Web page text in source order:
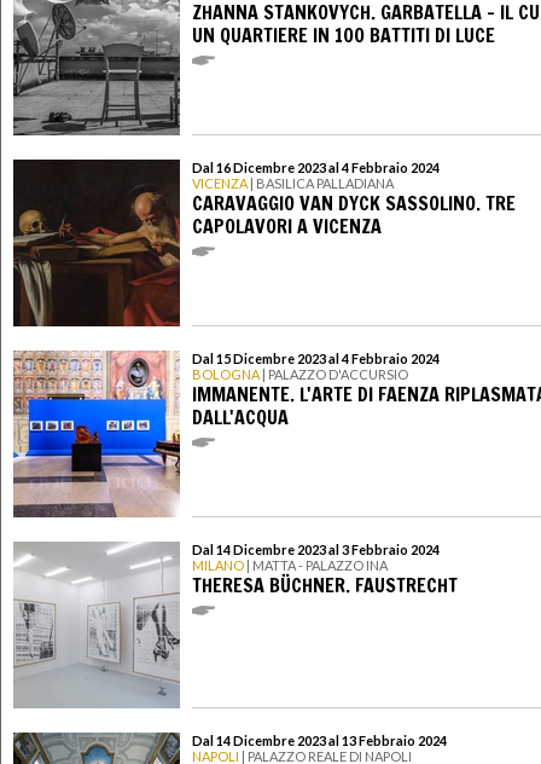
ZHANNA STANKOVYCH. GARBATELLA – IL
UN QUARTIERE IN 100 BATTITI DI LUCE
Dal 16 Dicembre 2023 al 4 Febbraio 2024
VICENZA | BASILICA PALLADIANA
CARAVAGGIO VAN DYCK SASSOLINO. TRE
CAPOLAVORI A VICENZA
Dal 15 Dicembre 2023 al 4 Febbraio 2024
BOLOGNA | PALAZZO D'ACCURSIO
IMMANENTE. L'ARTE DI FAENZA
DALL'ACQUA
Dal 14 Dicembre 2023 al 3 Febbraio 2024
MILANO | MATTA - PALAZZO INA
THERESA BÜCHNER. FAUSTRECHT
Dal 14 Dicembre 2023 al 13 Febbraio 2024
NAPOLI | PALAZZO REALE DI NAPOLI